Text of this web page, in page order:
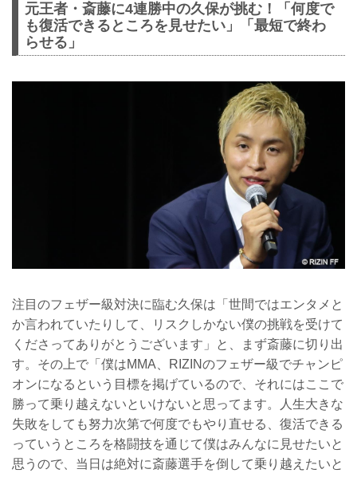
元王者・斎藤に4連勝中の久保が挑む！「何度で
も復活できるところを見せたい」「最短で終わ
らせる」
注目のフェザー級対決に臨む久保は「世間ではエンタメと
か言われていたりして、リスクしかない僕の挑戦を受けて
くださってありがとうございます」と、まず斎藤に切り出
す。その上で「僕はMMA、RIZINのフェザー級でチャンピ
オンになるという目標を掲げているので、それにはここで
勝って乗り越えないといけないと思ってます。人生大きな
失敗をしても努力次第で何度でもやり直せる、復活できる
っていうところを格闘技を通じて僕はみんなに見せたいと
思うので、当日は絶対に斎藤選手を倒して乗り越えたいと